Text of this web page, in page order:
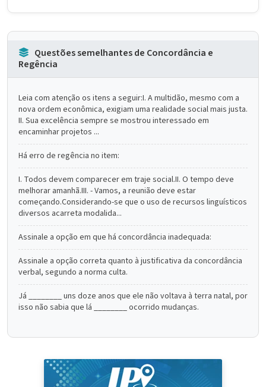
Questões semelhantes de Concordância e
Regência
Leia com atenção os itens a seguir:I. A multidão, mesmo com a
nova ordem econômica, exigiam uma realidade social mais justa.
II. Sua excelência sempre se mostrou interessado em
encaminhar projetos ...
Há erro de regência no item:
I. Todos devem comparecer em traje social.II. O tempo deve
melhorar amanhã.III. - Vamos, a reunião deve estar
começando.Considerando-se que o uso de recursos linguísticos
diversos acarreta modalida...
Assinale a opção em que há concordância inadequada:
Assinale a opção correta quanto à justificativa da concordância
verbal, segundo a norma culta.
Já ________ uns doze anos que ele não voltava à terra natal, por
isso não sabia que lá ________ ocorrido mudanças.